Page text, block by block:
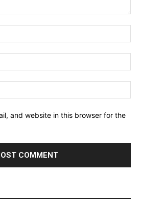
and website in this browser for the